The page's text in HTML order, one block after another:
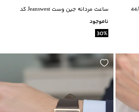
ساعت مردانه جین وست Jeanswest کد
44A00084
ناموجود
30%